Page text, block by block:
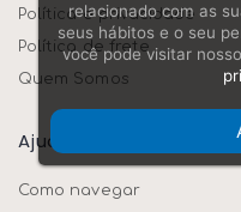
Política e privacidade
Política de frete
Quem Somos
Ajuda/dúvidas
Como navegar
relacionado com as
seus hábitos e o seu
você pode visitar